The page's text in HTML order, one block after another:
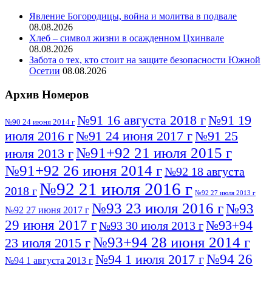
Явление Богородицы, война и молитва в подвале
08.08.2026
Хлеб – символ жизни в осажденном Цхинвале
08.08.2026
Забота о тех, кто стоит на защите безопасности Южной
Осетии 08.08.2026
Архив Номеров
№90 24 июня 2014 г №91 16 августа 2018 г№91 19
июля 2016 г№91 24 июня 2017 г№91 25
июля 2013 г№91+92 21 июля 2015 г
№91+92 26 июня 2014 г№92 18 августа
2018 г№92 21 июля 2016 г №92 27 июля 2013 г
№92 27 июня 2017 г №93 23 июля 2016 г№93
29 июня 2017 г№93 30 июля 2013 г№93+94
23 июля 2015 г№93+94 28 июня 2014 г
№94 1 августа 2013 г №94 1 июля 2017 г№94 26